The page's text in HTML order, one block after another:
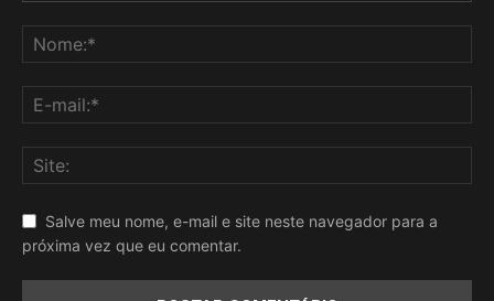
Salve meu nome, e-mail e site neste navegador para a
próxima vez que eu comentar.